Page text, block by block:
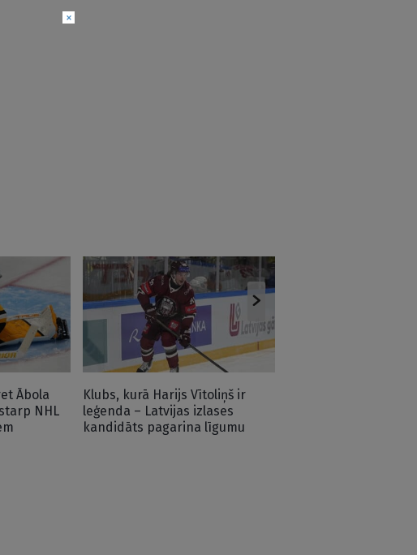
Ābola
NHL
Klubs, kurā Harijs Vītoliņš ir
leģenda – Latvijas izlases
kandidāts pagarina līgumu